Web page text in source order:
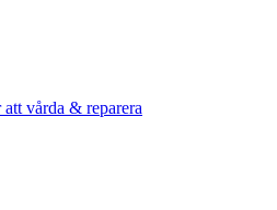
vårda & reparera